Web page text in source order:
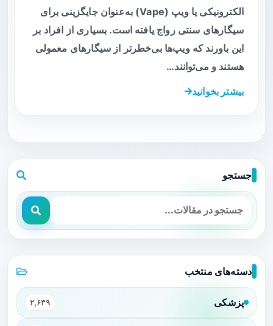
الکترونیکی یا ویپ (Vape) به‌عنوان جایگزینی برای
سیگارهای سنتی رواج یافته است. بسیاری از افراد بر
این باورند که ویپ‌ها بی‌خطرتر از سیگارهای معمولی
هستند و می‌توانند…
بیشتر بخوانید
جستجو
دسته‌های منتخب
پزشکی ۲,۶۳۹